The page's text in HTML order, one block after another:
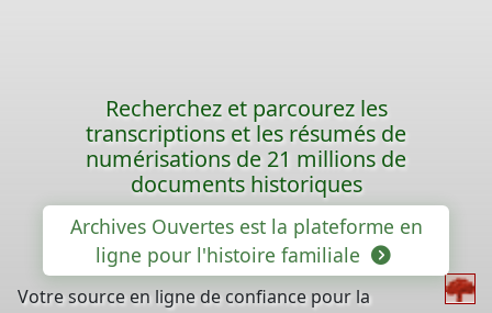
Recherchez et parcourez les
transcriptions et les résumés de
numérisations de 21 millions de
documents historiques
Archives Ouvertes est la plateforme en
ligne pour l'histoire familiale
Votre source en ligne de confiance pour la